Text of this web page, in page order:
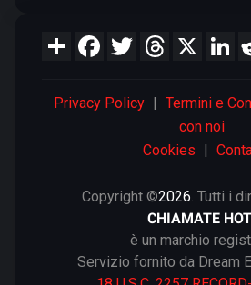
Privacy Policy | Termini e
con noi
Cookies |
Copyright ©2026. Tutti i
CHIAMATE HOT
è un marchio
Servizio fornito da Dream